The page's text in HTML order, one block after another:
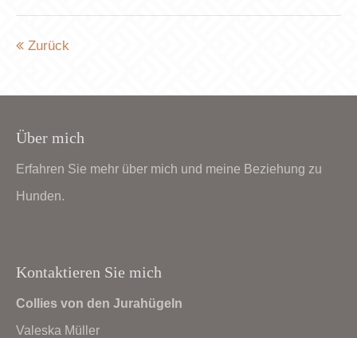
Zurück
Über mich
Erfahren Sie mehr über mich und meine Beziehung zu
Hunden.
Kontaktieren Sie mich
Collies von den Jurahügeln
Valeska Müller